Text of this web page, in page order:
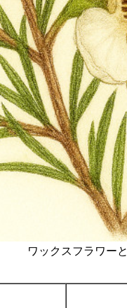
ワックスフラワーと